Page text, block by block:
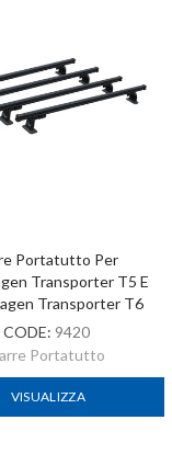
Portatutto Per
Transporter T5 E
Transporter T6
CODE: 9420
Portatutto
VISUALIZZA